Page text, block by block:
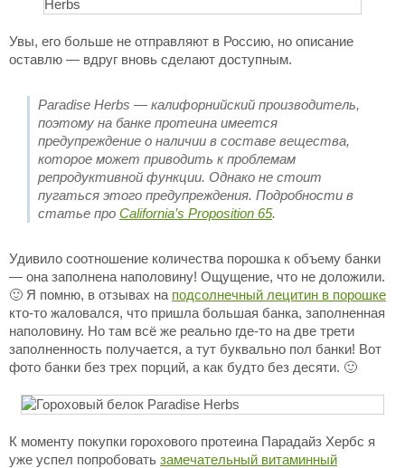
Увы, его больше не отправляют в Россию, но описание
оставлю — вдруг вновь сделают доступным.
Paradise Herbs — калифорнийский производитель,
поэтому на банке протеина имеется
предупреждение о наличии в составе вещества,
которое может приводить к проблемам
репродуктивной функции. Однако не стоит
пугаться этого предупреждения. Подробности в
статье про California’s Proposition 65.
Удивило соотношение количества порошка к объему банки
— она заполнена наполовину! Ощущение, что не доложили.
🙂 Я помню, в отзывах на подсолнечный лецитин в порошке
кто-то жаловался, что пришла большая банка, заполненная
наполовину. Но там всё же реально где-то на две трети
заполненность получается, а тут буквально пол банки! Вот
фото банки без трех порций, а как будто без десяти. 🙂
К моменту покупки горохового протеина Парадайз Хербс я
уже успел попробовать замечательный витаминный